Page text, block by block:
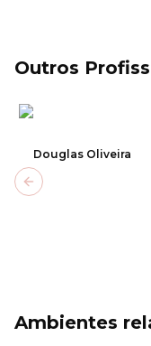
Outros
Douglas Oliveira
Previous slide
Ambientes